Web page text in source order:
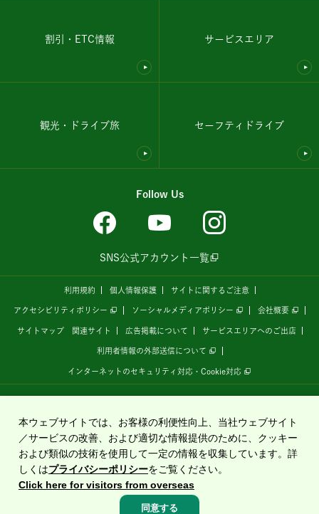
割引・ETC情報 サービスエリア
観光・ドライブ旅 セーフティドライブ
Follow Us
SNS公式アカウント一覧
利用規約 個人情報保護 サイトに関するご注意
アクセシビリティポリシー ソーシャルメディアポリシー 会社概要
サイトマップ 関連サイト 広告掲載について サービスエリアへのご出店
利用者情報の外部送信について
インターネットのセキュリティ対応・Cookie対応
運営しています。
Copyright©2020 East Nippon Expressway Company Limited
All Rights Reserved.
本ウェブサイトでは、お客様の利便性向上、当社ウェブサイト
／サービスの改善、および適切な情報提供のために、クッキー
および類似の技術を使用して一定の情報を収集しています。詳
しくはプライバシーポリシーをご覧ください。
Click here for visitors from overseas
同意する